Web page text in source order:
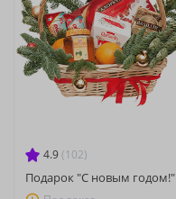
4.9 (102)
Подарок "С новым годом!"